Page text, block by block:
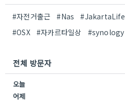
#자전거출근 #Nas #JakartaLife
#OSX
#자카르타일상 #synology
전체 방문자
오늘
어제